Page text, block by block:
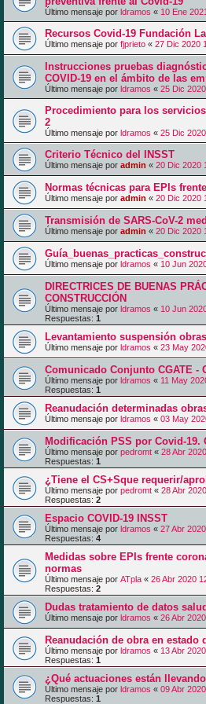
Último mensaje por ldramos « 10 Ene
Recursos Covid-19 Fundación
Último mensaje por fjprieto « 27 Dic 2020
Instrucciones pruebas
COVID-19 en el ámbito de las
Último mensaje por ldramos « 25 Dic
Procedimiento para los
2
Último mensaje por ldramos « 25 Dic
Criterio Técnico del INSST
Último mensaje por admin « 20 Dic 2020
Normas técnicas para EPIs
Último mensaje por admin « 20 Dic 2020
Transmisión de SARS-CoV-2
Último mensaje por admin « 20 Dic 2020
Último mensaje por ldramos « 10 Jun
DIRECTRICES DE BUENAS
CONSTRUCCIÓN
Último mensaje por ldramos « 10 Jun
Respuestas: 1
Levantamiento suspensión
Último mensaje por ldramos « 23 May
Comunicado Conjunto CGATE -
Último mensaje por ldramos « 11 May
Respuestas: 1
Reanudación determinadas
Último mensaje por ldramos « 03 May
Modificación PSS por Covid-19.
Último mensaje por pedromt « 28 Abr
Respuestas: 1
¿Tiene el CS+Sque requerir/
Último mensaje por pedromt « 28 Abr
Respuestas: 2
Espacio COVID-19 INSST
Último mensaje por ldramos « 27 Abr
Respuestas: 4
Medidas sobre EPIs frente
normas
Último mensaje por ATpla « 26 Abr 2020
Respuestas: 2
Dudas tratamiento de datos
Último mensaje por ldramos « 26 Abr
Reanudación de obra en estado
Último mensaje por ldramos « 13 Abr
Respuestas: 1
¿Qué actuaciones están
Último mensaje por ldramos « 09 Abr
Respuestas: 1